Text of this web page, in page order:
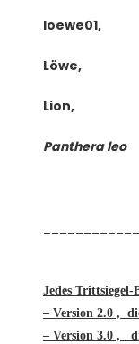
loewe01,
Löwe,
Lion,
Panthera leo
Jedes Trittsiegel-
– Version 2.0 ,
– Version 3.0 ,